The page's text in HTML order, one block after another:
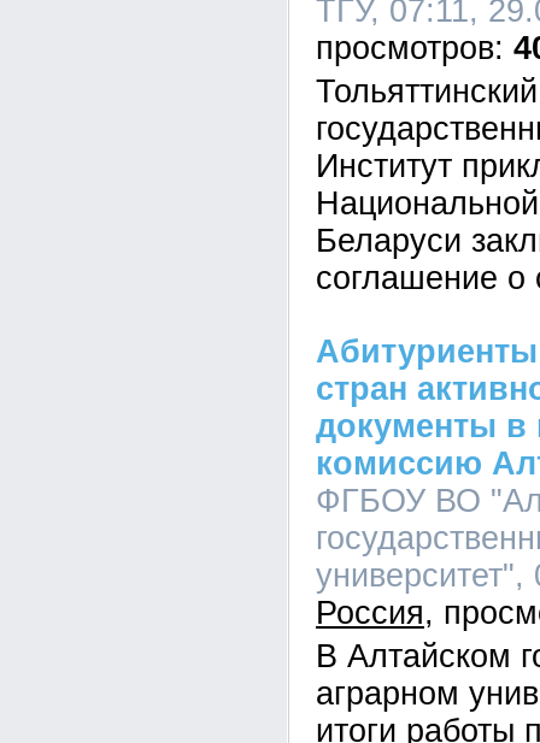
ТГУ, 07:11,
Тольяттинский
Институт
Беларуси
соглашение о
стран
документы
комиссию
ФГБОУ ВО
Россия
В Алтайском
аграрном
итоги работы